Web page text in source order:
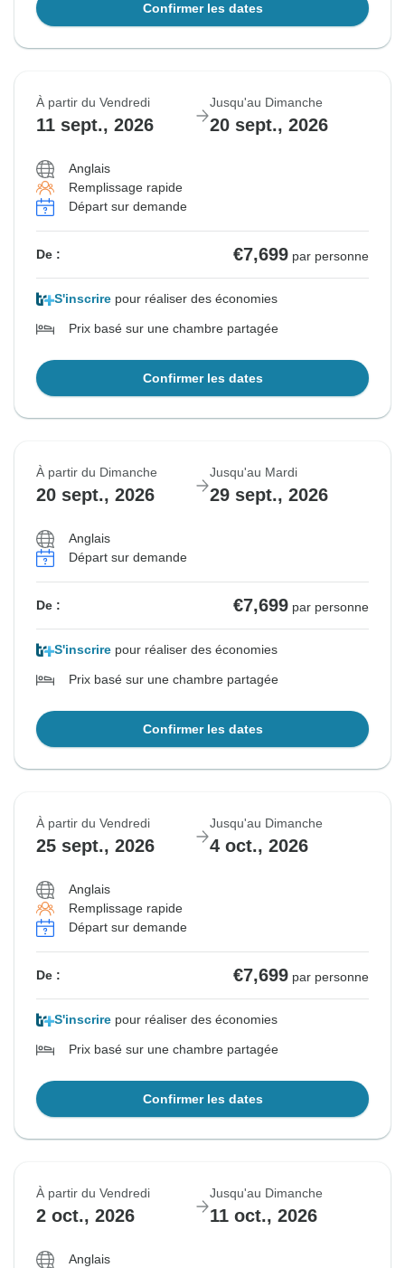
Confirmer les dates
À partir du Vendredi
11 sept., 2026
Jusqu'au Dimanche
20 sept., 2026
Anglais
Remplissage rapide
Départ sur demande
De : €7,699 par personne
S'inscrire pour réaliser des économies
Prix basé sur une chambre partagée
Confirmer les dates
À partir du Dimanche
20 sept., 2026
Jusqu'au Mardi
29 sept., 2026
Anglais
Départ sur demande
De : €7,699 par personne
S'inscrire pour réaliser des économies
Prix basé sur une chambre partagée
Confirmer les dates
À partir du Vendredi
25 sept., 2026
Jusqu'au Dimanche
4 oct., 2026
Anglais
Remplissage rapide
Départ sur demande
De : €7,699 par personne
S'inscrire pour réaliser des économies
Prix basé sur une chambre partagée
Confirmer les dates
À partir du Vendredi
2 oct., 2026
Jusqu'au Dimanche
11 oct., 2026
Anglais